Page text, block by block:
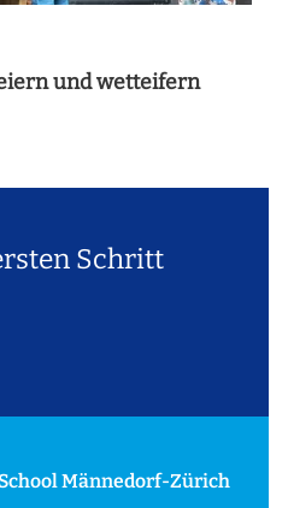
und wetteifern
Schritt
Männedorf-Zürich